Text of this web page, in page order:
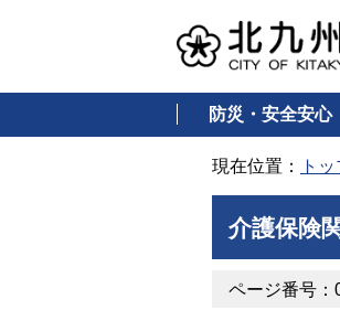
防災・安全安心
現在位置： ト
介護保険
ページ番号：